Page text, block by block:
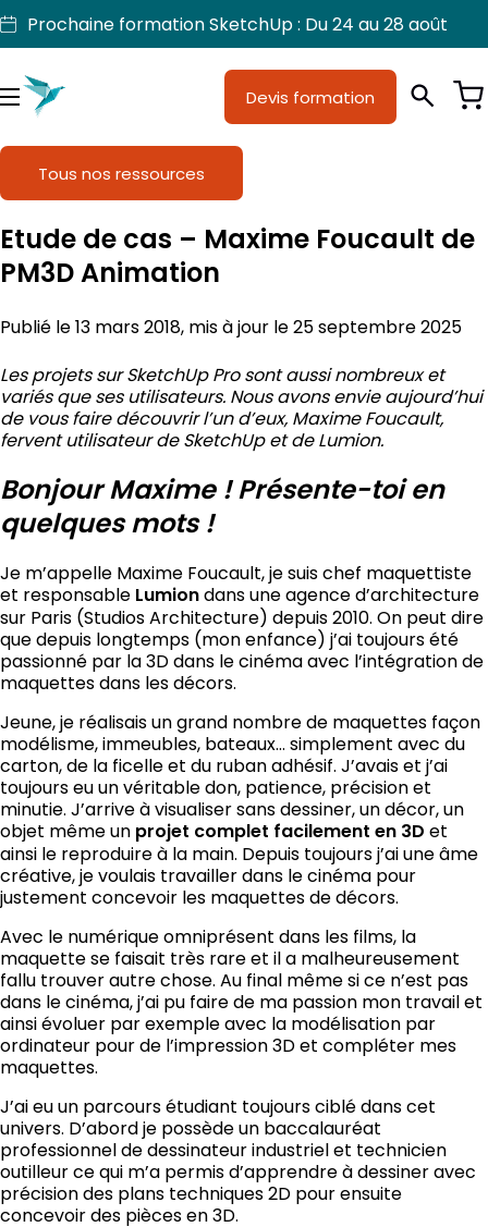
Aller
au
contenu
Prochaine formation SketchUp : Du 24 au 28 août
MenuJe suis
Licences SketchUp
Nos produits
Devis formation
Tous nos ressources
Etude de cas – Maxime Foucault de
PM3D Animation
Publié le 13 mars 2018, mis à jour le 25 septembre 2025
Les projets surSketchUp Prosont aussi nombreux et
variés que ses utilisateurs. Nous avons envie aujourd’hui
de vous faire découvrir l’un d’eux, Maxime Foucault,
fervent utilisateur de SketchUp et de Lumion.
Bonjour Maxime ! Présente-toi en
quelques mots !
Je m’appelle Maxime Foucault, je suis chef maquettiste
et responsable Lumion dans une agence d’architecture
sur Paris (Studios Architecture) depuis 2010. On peut dire
que depuis longtemps (mon enfance) j’ai toujours été
passionné par la 3D dans le cinéma avec l’intégration de
maquettes dans les décors.
Jeune, je réalisais un grand nombre de maquettes façon
modélisme, immeubles, bateaux… simplement avec du
carton, de la ficelle et du ruban adhésif. J’avais et j’ai
toujours eu un véritable don, patience, précision et
minutie. J’arrive à visualiser sans dessiner, un décor, un
objet même un projet complet facilement en 3D et
ainsi le reproduire à la main. Depuis toujours j’ai une âme
créative, je voulais travailler dans le cinéma pour
justement concevoir les maquettes de décors.
Avec le numérique omniprésent dans les films, la
maquette se faisait très rare et il a malheureusement
fallu trouver autre chose. Au final même si ce n’est pas
dans le cinéma, j’ai pu faire de ma passion mon travail et
ainsi évoluer par exemple avec la modélisation par
ordinateur pour de l’impression 3D et compléter mes
maquettes.
J’ai eu un parcours étudiant toujours ciblé dans cet
univers. D’abord je possède un baccalauréat
professionnel de dessinateur industriel et technicien
outilleur ce qui m’a permis d’apprendre à dessiner avec
précision des plans techniques 2D pour ensuite
concevoir des pièces en 3D.